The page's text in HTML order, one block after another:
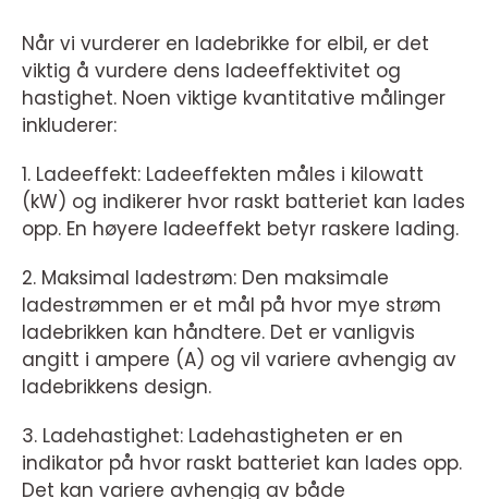
Når vi vurderer en ladebrikke for elbil, er det
viktig å vurdere dens ladeeffektivitet og
hastighet. Noen viktige kvantitative målinger
inkluderer:
1. Ladeeffekt: Ladeeffekten måles i kilowatt
(kW) og indikerer hvor raskt batteriet kan lades
opp. En høyere ladeeffekt betyr raskere lading.
2. Maksimal ladestrøm: Den maksimale
ladestrømmen er et mål på hvor mye strøm
ladebrikken kan håndtere. Det er vanligvis
angitt i ampere (A) og vil variere avhengig av
ladebrikkens design.
3. Ladehastighet: Ladehastigheten er en
indikator på hvor raskt batteriet kan lades opp.
Det kan variere avhengig av både